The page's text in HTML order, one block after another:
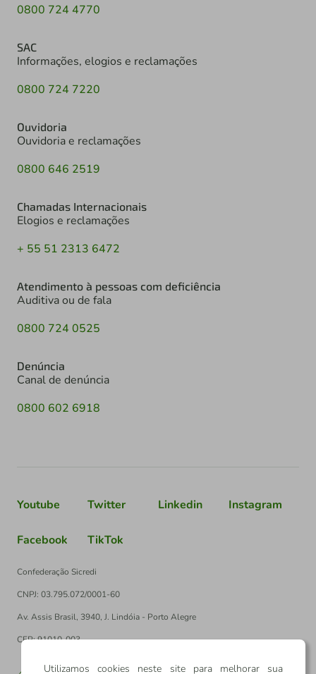
0800 724 4770
SAC
Informações, elogios e reclamações
0800 724 7220
Ouvidoria
Ouvidoria e reclamações
0800 646 2519
Chamadas Internacionais
Elogios e reclamações
+ 55 51 2313 6472
Atendimento à pessoas com deficiência
Auditiva ou de fala
0800 724 0525
Denúncia
Canal de denúncia
0800 602 6918
Youtube Twitter Linkedin Instagram
Facebook TikTok
Confederação Sicredi
CNPJ: 03.795.072/0001-60
Av. Assis Brasil, 3940, J. Lindóia - Porto Alegre
CEP: 91010-003
Utilizamos cookies neste site para melhorar sua